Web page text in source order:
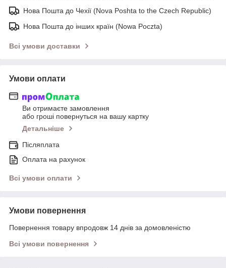
Нова Пошта до Чехії (Nova Poshta to the Czech Republic)
Нова Пошта до інших країн (Nowa Poczta)
Всі умови доставки
Умови оплати
Ви отримаєте замовлення
або гроші повернуться на вашу картку
Детальніше
Післяплата
Оплата на рахунок
Всі умови оплати
Умови повернення
Повернення товару впродовж 14 днів за домовленістю
Всі умови повернення